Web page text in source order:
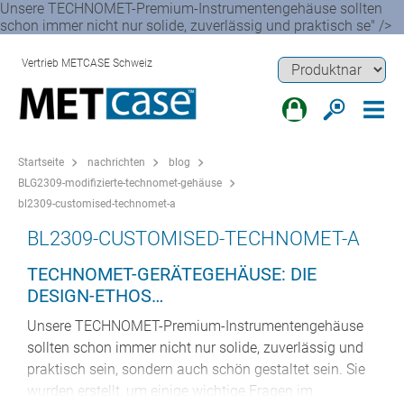
Unsere TECHNOMET-Premium-Instrumentengehäuse sollten
schon immer nicht nur solide, zuverlässig und praktisch se" />
Vertrieb METCASE Schweiz
Startseite nachrichten
blog
BLG2309-modifizierte-technomet-gehäuse
bl2309-customised-technomet-a
BL2309-CUSTOMISED-TECHNOMET-A
TECHNOMET-GERÄTEGEHÄUSE: DIE
DESIGN-ETHOS…
Unsere TECHNOMET-Premium-Instrumentengehäuse
sollten schon immer nicht nur solide, zuverlässig und
praktisch sein, sondern auch schön gestaltet sein. Sie
wurden erstellt, um einige wichtige Fragen im